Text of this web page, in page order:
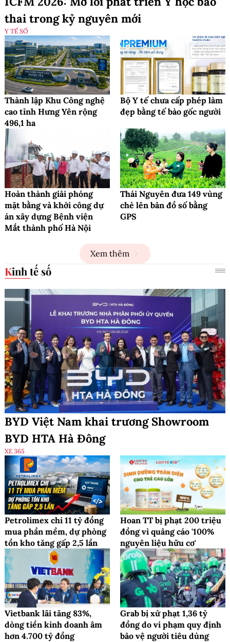
thai trong kỷ nguyên mới
Y TẾ SỐ
Thành lập Khu Công nghệ
cao tỉnh Hưng Yên rộng
496,1 ha
Bộ Y tế chưa cấp phép làm
đẹp bằng tế bào gốc người
Hoàn thành giải phóng
mặt bằng và khởi công dự
án xây dựng Bệnh viện
Mắt thành phố Hà Nội
Thái Nguyên đưa 149 vùng
chè lên bản đồ số bằng
GPS
Xem thêm
Kinh tế số
BYD Việt Nam khai trương Showroom
BYD HTA Hà Đông
XE 365
Petrolimex chi 11 tỷ đồng
mua phần mềm, dự phòng
tồn kho tăng gấp 2,5 lần
Hoan TT bị phạt 200 triệu
đồng vì quảng cáo '100%
nguyên liệu hữu cơ'
Vietbank lãi tăng 83%,
dòng tiền kinh doanh âm
hơn 4.700 tỷ đồng
Grab bị xử phạt 1,36 tỷ
đồng do vi phạm quy định
bảo vệ người tiêu dùng